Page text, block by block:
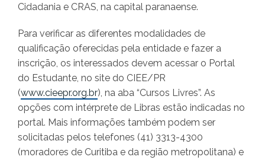
Cidadania e CRAS, na capital paranaense.
Para verificar as diferentes modalidades de
qualificação oferecidas pela entidade e fazer a
inscrição, os interessados devem acessar o Portal
do Estudante, no site do CIEE/PR
(www.cieepr.org.br), na aba “Cursos Livres”. As
opções com intérprete de Libras estão indicadas no
portal. Mais informações também podem ser
solicitadas pelos telefones (41) 3313-4300
(moradores de Curitiba e da região metropolitana) e